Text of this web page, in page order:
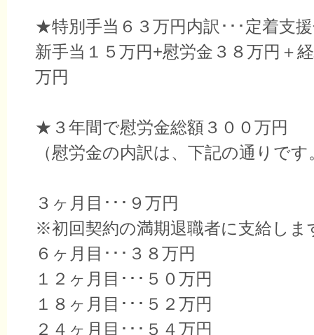
★特別手当６３万円内訳･･･定着支
新手当１５万円+慰労金３８万円＋
万円
★３年間で慰労金総額３００万円
（慰労金の内訳は、下記の通りです
３ヶ月目･･･９万円
※初回契約の満期退職者に支給しま
６ヶ月目･･･３８万円
１２ヶ月目･･･５０万円
１８ヶ月目･･･５２万円
２４ヶ月目･･･５４万円